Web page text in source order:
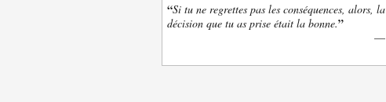
“Si tu ne regrettes pas les conséquences, alors, la
décision que tu as prise était la bonne.”
—